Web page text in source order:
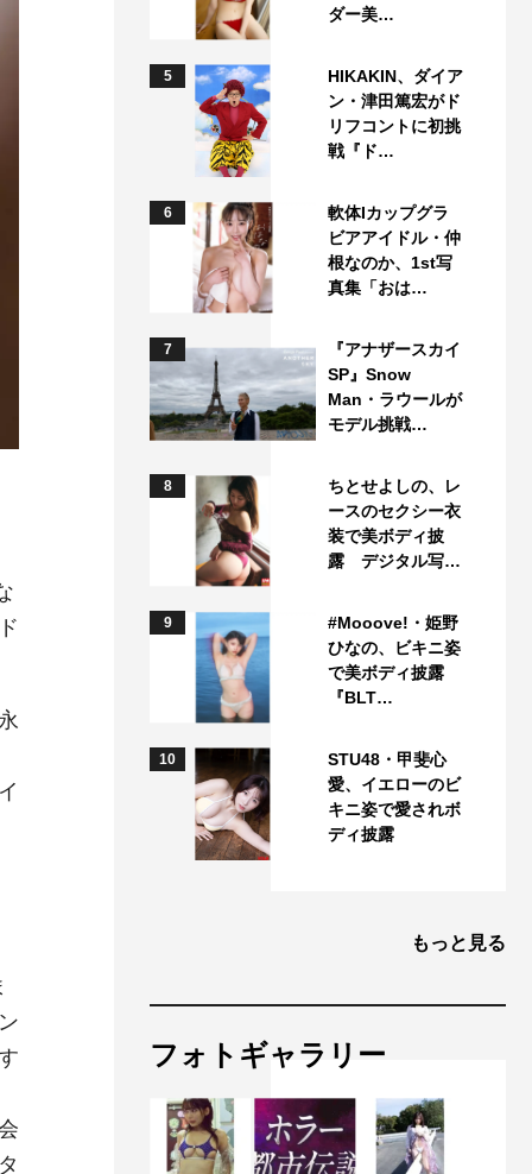
ダー美…
5
HIKAKIN、ダイア
ン・津田篤宏がド
リフコントに初挑
戦『ド…
6
軟体Iカップグラ
ビアアイドル・仲
根なのか、1st写
真集「おは…
7
『アナザースカイ
SP』Snow
Man・ラウールが
モデル挑戦…
8
ちとせよしの、レ
ースのセクシー衣
装で美ボディ披
露 デジタル写…
9
#Mooove!・姫野
ひなの、ビキニ姿
で美ボディ披露
『BLT…
10
STU48・甲斐心
愛、イエローのビ
キニ姿で愛されボ
ディ披露
もっと見る
フォトギャラリー